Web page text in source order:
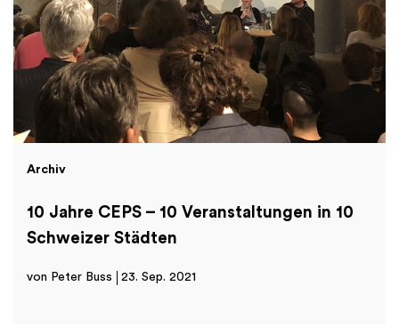
Archiv
10 Jahre CEPS – 10 Veranstaltungen in 10
Schweizer Städten
von Peter Buss 23. Sep. 2021